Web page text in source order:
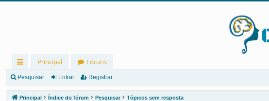
in
ks
Principal
Fóruns
Pesquisar Entrar Registrar
Principal Índice do fórum Pesquisar Tópicos sem resposta